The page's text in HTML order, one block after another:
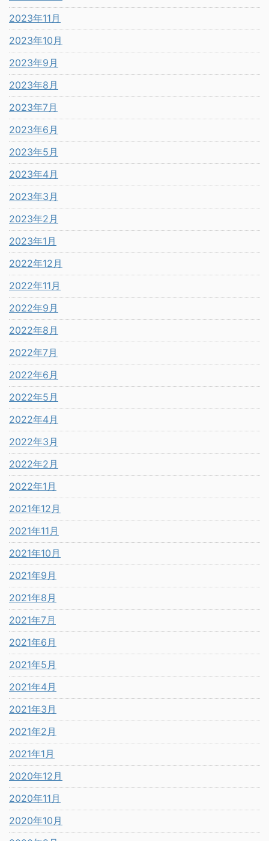
2023年11月
2023年10月
2023年9月
2023年8月
2023年7月
2023年6月
2023年5月
2023年4月
2023年3月
2023年2月
2023年1月
2022年12月
2022年11月
2022年9月
2022年8月
2022年7月
2022年6月
2022年5月
2022年4月
2022年3月
2022年2月
2022年1月
2021年12月
2021年11月
2021年10月
2021年9月
2021年8月
2021年7月
2021年6月
2021年5月
2021年4月
2021年3月
2021年2月
2021年1月
2020年12月
2020年11月
2020年10月